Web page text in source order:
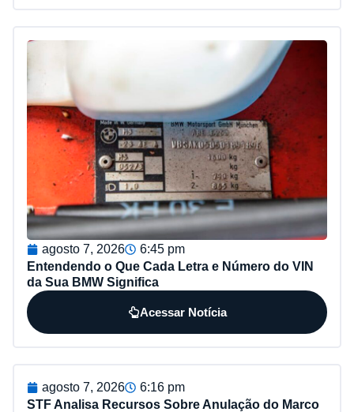
agosto 7, 2026
6:45 pm
Entendendo o Que Cada Letra e Número do VIN
da Sua BMW Significa
Acessar Notícia
agosto 7, 2026
6:16 pm
STF Analisa Recursos Sobre Anulação do Marco